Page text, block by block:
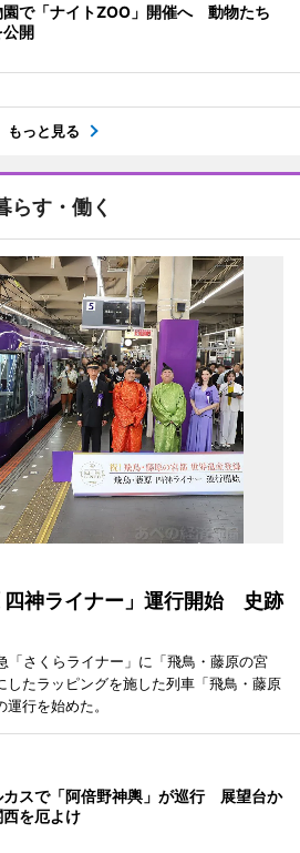
園で「ナイトZOO」開催へ 動物たち
開
もっと見る
らす・働く
四神ライナー」運行開始 史跡
「さくらライナー」に「飛鳥・藤原の宮
したラッピングを施した列車「飛鳥・藤原
行を始めた。
カスで「阿倍野神輿」が巡行 展望台か
を厄よけ